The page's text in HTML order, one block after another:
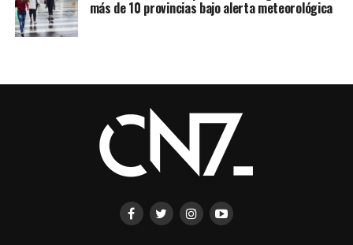
más de 10 provincias bajo alerta meteorológica